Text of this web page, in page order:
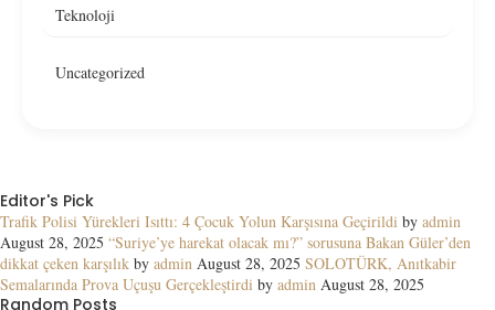
Teknoloji
Uncategorized
Editor's Pick
Trafik Polisi Yürekleri Isıttı: 4 Çocuk Yolun Karşısına Geçirildi by admin
August 28, 2025 “Suriye’ye harekat olacak mı?” sorusuna Bakan Güler’den
dikkat çeken karşılık by admin August 28, 2025 SOLOTÜRK, Anıtkabir
Semalarında Prova Uçuşu Gerçekleştirdi by admin August 28, 2025
Random Posts